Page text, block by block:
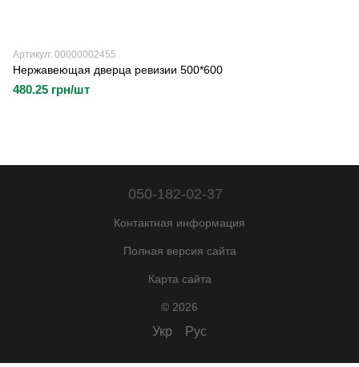
Артикул: 00000002455
Нержавеющая дверца ревизии 500*600
480.25 грн/шт
050-182-02-37
Контактная информация
Полная версия сайта
Карта сайта
© 2026
Укр Рус